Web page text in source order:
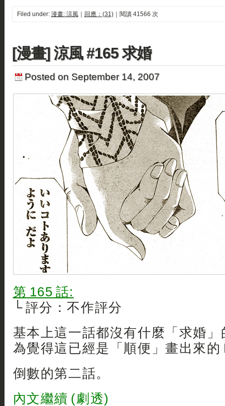
Filed under: 漫畫: 涼風｜ 回應：(31)｜閱讀 41566 次
[漫畫] 涼風 #165 求婚
Posted on September 14, 2007
第 165 話:
└ 評分：不作評分
基本上這一話都沒有什麼「求婚
為覺得這已經是「順便」畫出來的
倒數的第二話。
內文繼續 (劇透)